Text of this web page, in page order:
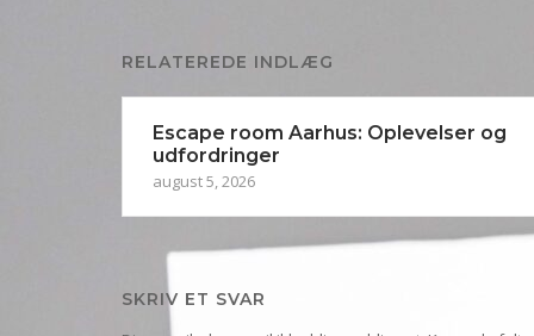
RELATEREDE INDLÆG
Escape room Aarhus: Oplevelser og
udfordringer
august 5, 2026
SKRIV ET SVAR